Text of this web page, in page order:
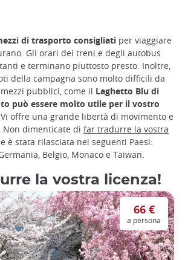
di trasporto consigliati per viaggiare
Gli orari dei treni e degli autobus
e terminano piuttosto presto. Inoltre,
della campagna sono molto difficili da
pubblici, come il Laghetto Blu di
può essere molto utile per il vostro
offre una grande libertà di movimento e
Non dimenticate di far tradurre la vostra
è stata rilasciata nei seguenti Paesi:
Belgio, Monaco e Taiwan.
la vostra licenza!
66 €
a persona